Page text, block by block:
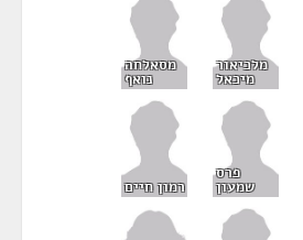
מלכיאור
מיכאל
מסאלחה
נואף
פרס
שמעון רמון חיים